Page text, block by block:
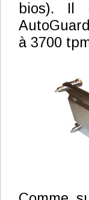
bios). Il
à 3700